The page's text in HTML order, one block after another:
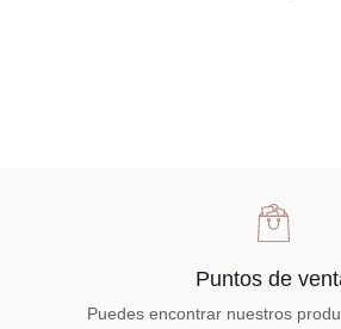
Puntos de
Puedes encontrar nuestros